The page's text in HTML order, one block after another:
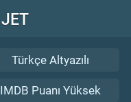
JET
Türkçe Altyazılı
IMDB Puanı Yüksek